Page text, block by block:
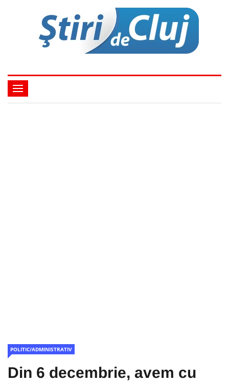
POLITIC/ADMINISTRATIV
Din 6 decembrie, avem cu